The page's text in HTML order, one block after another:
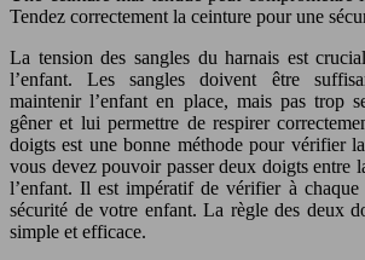
Tendez correctement la ceinture pour une
La tension des sangles du harnais est
l’enfant. Les sangles doivent être
maintenir l’enfant en place, mais pas trop
gêner et lui permettre de respirer
doigts est une bonne méthode pour vérifier
vous devez pouvoir passer deux doigts entre
l’enfant. Il est impératif de vérifier à
sécurité de votre enfant. La règle des deux
simple et efficace.